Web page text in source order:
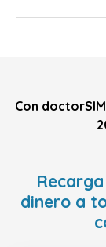
Con
dinero a